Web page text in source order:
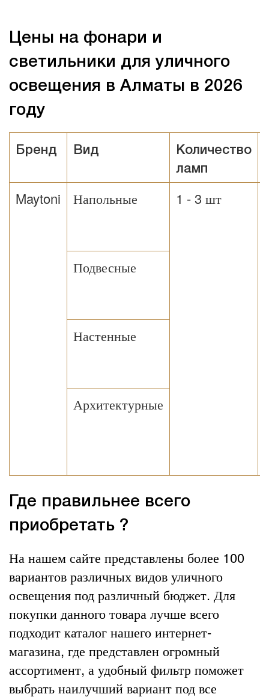
Цены на фонари и
светильники для уличного
освещения в Алматы в 2026
году
Бренд Вид
Количество
ламп
Maytoni Напольные 1 - 3 шт
Подвесные
Настенные
Архитектурные
Где правильнее всего
приобретать ?
На нашем сайте представлены более 100
вариантов различных видов уличного
освещения под различный бюджет. Для
покупки данного товара лучше всего
подходит каталог нашего интернет-
магазина, где представлен огромный
ассортимент, а удобный фильтр поможет
выбрать наилучший вариант под все